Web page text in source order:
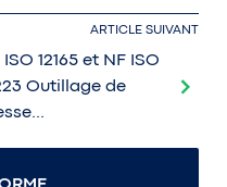
ARTICLE SUIVANT
ISO 12165 et NF ISO
Outillage de